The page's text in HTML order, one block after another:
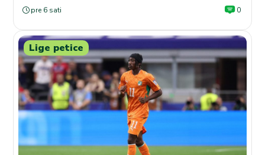
pre 6 sati 0
Lige petice